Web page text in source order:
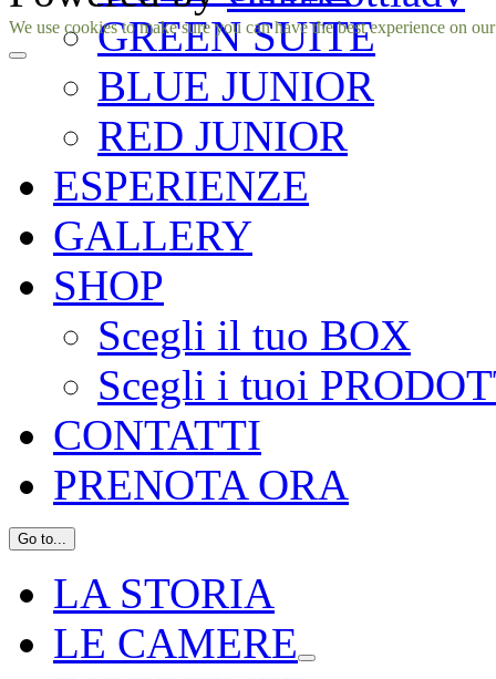
GREEN SUITE
BLUE JUNIOR
RED JUNIOR
ESPERIENZE
GALLERY
SHOP
Scegli il tuo BOX
Scegli i tuoi
CONTATTI
PRENOTA ORA
Go to...
LA STORIA
LE CAMERE
Facebook
Instagram
We use cookies to make sure you can have the best experience on